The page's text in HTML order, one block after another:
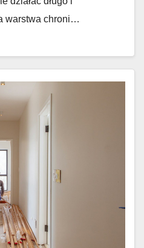
warstwa chroni…